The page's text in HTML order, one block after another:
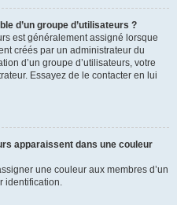
d’un groupe d’utilisateurs ?
est généralement assigné lorsque
créés par un administrateur du
d’un groupe d’utilisateurs, votre
Essayez de le contacter en lui
apparaissent dans une couleur
une couleur aux membres d’un
identification.